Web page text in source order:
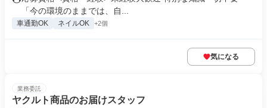
「今の環境のままでは、自...
車通勤OK ネイルOK +2個
気になる
業務委託
ヤクルト商品のお届けスタッフ